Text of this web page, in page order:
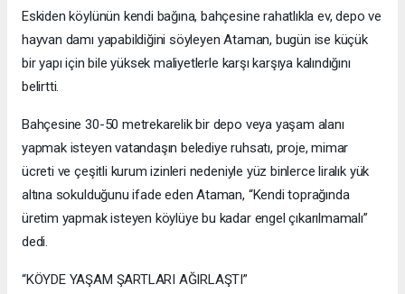
Eskiden köylünün kendi bağına, bahçesine rahatlıkla ev, depo ve
hayvan damı yapabildiğini söyleyen Ataman, bugün ise küçük
bir yapı için bile yüksek maliyetlerle karşı karşıya kalındığını
belirtti.
Bahçesine 30-50 metrekarelik bir depo veya yaşam alanı
yapmak isteyen vatandaşın belediye ruhsatı, proje, mimar
ücreti ve çeşitli kurum izinleri nedeniyle yüz binlerce liralık yük
altına sokulduğunu ifade eden Ataman, “Kendi toprağında
üretim yapmak isteyen köylüye bu kadar engel çıkarılmamalı”
dedi.
“KÖYDE YAŞAM ŞARTLARI AĞIRLAŞTI”